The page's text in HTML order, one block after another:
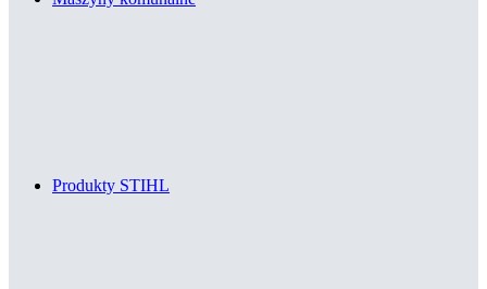
Produkty STIHL